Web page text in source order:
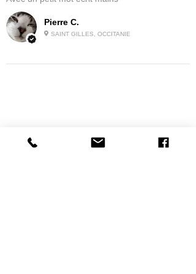
Pierre C.
SAINT GILLES, OCCITANIE
Related